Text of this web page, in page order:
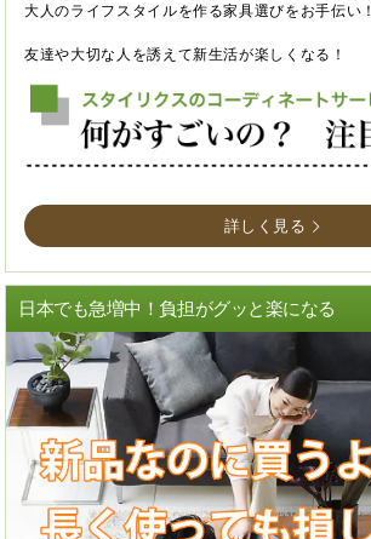
大人のライフスタイルを作る家具選びをお手伝い！
友達や大切な人を誘えて新生活が楽しくなる！
詳しく見る
日本でも急増中！負担がグッと楽になる